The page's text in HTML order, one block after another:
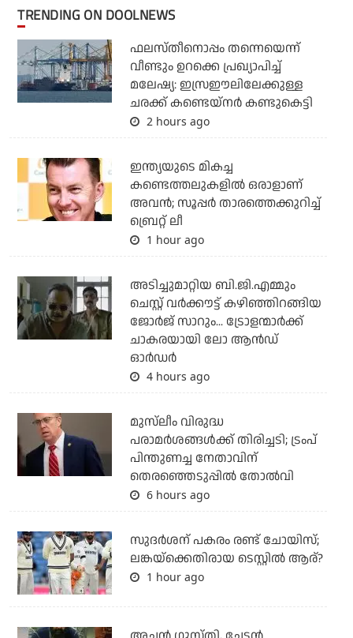
TRENDING ON DOOLNEWS
ഫലസ്തീനൊപ്പം തന്നെയെന്ന്
വീണ്ടും ഉറക്കെ പ്രഖ്യാപിച്ച്
മലേഷ്യ: ഇസ്രഈലിലേക്കുള്ള
ചരക്ക് കണ്ടെയ്‌നര്‍ കണ്ടുകെട്ടി
2 hours ago
ഇന്ത്യയുടെ മികച്ച
കണ്ടെത്തലുകളില്‍ ഒരാളാണ്
അവന്‍; സൂപ്പര്‍ താരത്തെക്കുറിച്ച്
ബ്രെറ്റ് ലീ
1 hour ago
അടിച്ചുമാറ്റിയ ബി.ജി.എമ്മും
ചെസ്റ്റ് വര്‍ക്കൗട്ട് കഴിഞ്ഞിറങ്ങിയ
ജോര്‍ജ് സാറും... ട്രോളന്മാര്‍ക്ക്
ചാകരയായി ലോ ആന്‍ഡ്
ഓര്‍ഡര്‍
4 hours ago
മുസ്‌ലീം വിരുദ്ധ
പരാമര്‍ശങ്ങള്‍ക്ക് തിരിച്ചടി; ട്രംപ്
പിന്തുണച്ച നേതാവിന്
തെരഞ്ഞെടുപ്പില്‍ തോല്‍വി
6 hours ago
സുദര്‍ശന് പകരം രണ്ട് ചോയിസ്;
ലങ്കയ്‌ക്കെതിരായ ടെസ്റ്റില്‍ ആര്?
1 hour ago